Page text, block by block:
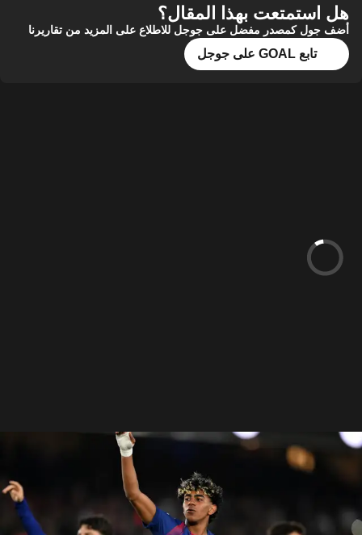
هل استمتعت بهذا المقال؟
أضف جول كمصدر مفضل على جوجل للاطلاع على المزيد من تقاريرنا
تابع GOAL على جوجل